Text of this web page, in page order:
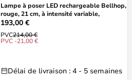
Lampe à poser LED rechargeable Bellhop,
rouge, 21 cm, à intensité variable,
193,00 €
PVC214,00 €
PVC -21,00 €
Délai de livraison : 4 - 5 semaines